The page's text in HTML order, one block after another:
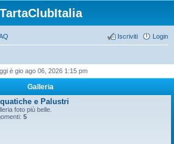
TartaClubItalia
Login
Iscriviti
è gio ago 06, 2026 1:15 pm
Galleria
e Palustri
foto più belle.
5